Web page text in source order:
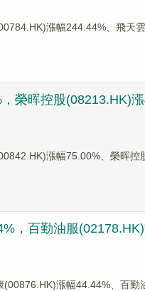
漲幅244.44%、飛天
榮晖控股(08213.HK)
漲幅75.00%、榮晖
，百勤油服
漲幅44.44%、百